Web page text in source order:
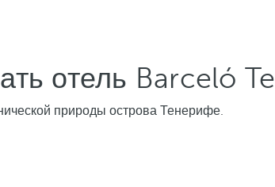
отель Barceló
природы острова Тенерифе.